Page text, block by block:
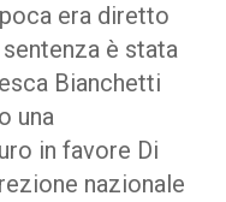
era diretto
è stata
Bianchetti
una
in favore Di
nazionale